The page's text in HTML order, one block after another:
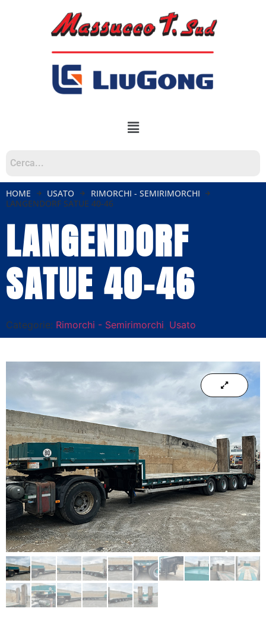
HOME USATO
RIMORCHI - SEMIRIMORCHI
LANGENDORF SATUE 40-46
LANGENDORF
SATUE 40-46
Categorie: Rimorchi - Semirimorchi, Usato